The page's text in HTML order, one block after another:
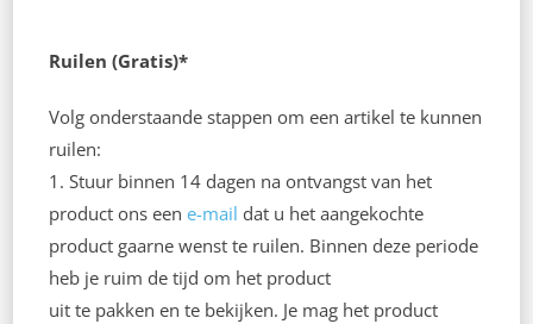
Ruilen (Gratis)*
Volg onderstaande stappen om een artikel te kunnen
ruilen:
1. Stuur binnen 14 dagen na ontvangst van het
product ons een e-mail dat u het aangekochte
product gaarne wenst te ruilen. Binnen deze periode
heb je ruim de tijd om het product
uit te pakken en te bekijken. Je mag het product